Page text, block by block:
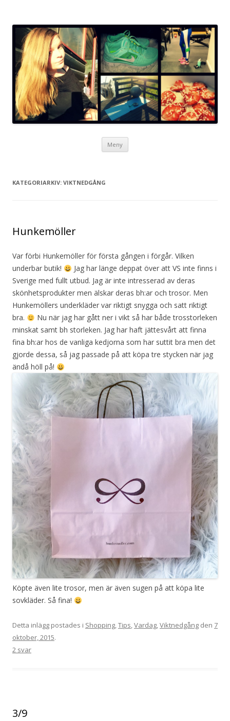
Meny
KATEGORIARKIV: VIKTNEDGÅNG
Hunkemöller
Var förbi Hunkemöller för första gången i förgår. Vilken
underbar butik!
Jag har länge deppat över att VS inte finns i
Sverige med fullt utbud. Jag är inte intresserad av deras
skönhetsprodukter men älskar deras bh:ar och trosor. Men
Hunkemöllers underkläder var riktigt snygga och satt riktigt
bra.
Nu när jag har gått ner i vikt så har både trosstorleken
minskat samt bh storleken. Jag har haft jättesvårt att finna
fina bh:ar hos de vanliga kedjorna som har suttit bra men det
gjorde dessa, så jag passade på att köpa tre stycken när jag
ändå höll på!
Köpte även lite trosor, men är även sugen på att köpa lite
sovkläder. Så fina!
Detta inlägg postades i Shopping,Tips,Vardag,Viktnedgång den 7
oktober, 2015.
2 svar
3/9